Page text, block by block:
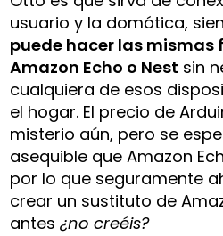
usuario y la domótica,
puede hacer las mismas
Amazon Echo o Nest sin
cualquiera de esos
el hogar. El precio de
misterio aún, pero se
asequible que Amazon
por lo que seguramente
crear un sustituto de
antes¿no creéis?